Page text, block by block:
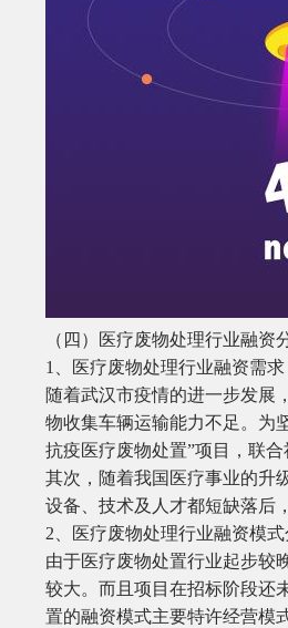
（四）医疗废物处理行业融资
1、医疗废物处理行业融资需求
随着武汉市疫情的进一步发展
物收集车辆运输能力不足。为
抗疫医疗废物处置”项目，联
其次，随着我国医疗事业的升
设备、技术及人才都短缺落后
2、医疗废物处理行业融资模
由于医疗废物处置行业起步较
较大。而且项目在招标阶段还
置的融资模式主要特许经营模